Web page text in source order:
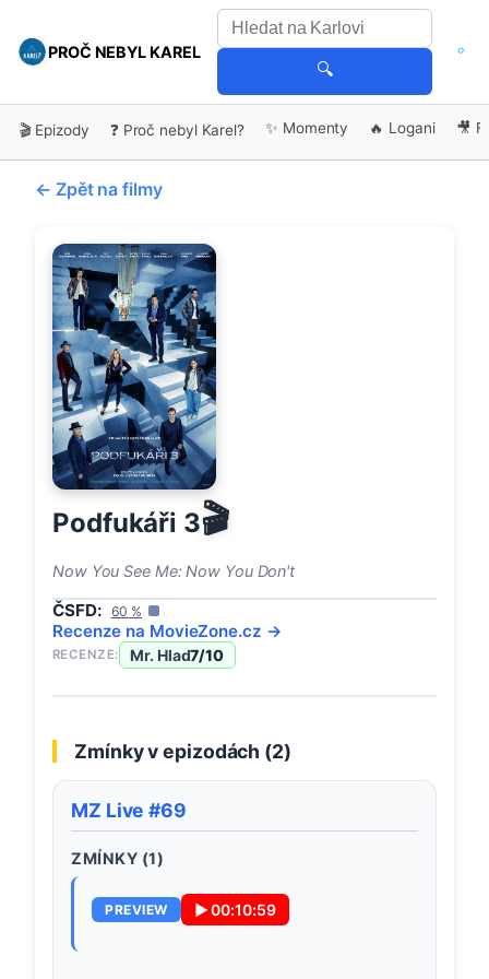
PROČ NEBYL KAREL
🔍
🎬 Epizody ❓ Proč nebyl Karel? ✨ Momenty 🔥 Logani 🎥
← Zpět na filmy
Podfukáři 3🎬
Now You See Me: Now You Don't
ČSFD: 60 %
Recenze na MovieZone.cz →
RECENZE: Mr. Hlad7/10
Zmínky v epizodách (2)
MZ Live #69
ZMÍNKY (1)
PREVIEW ▶00:10:59